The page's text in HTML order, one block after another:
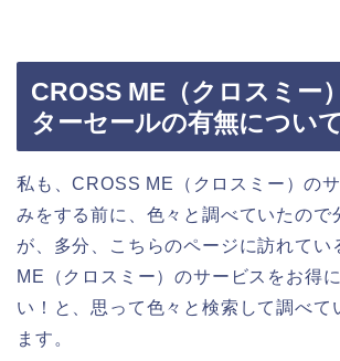
CROSS ME（クロスミー
ターセールの有無につい
私も、CROSS ME（クロスミー）の
みをする前に、色々と調べていたので
が、多分、こちらのページに訪れてい
ME（クロスミー）のサービスをお得
い！と、思って色々と検索して調べて
ます。